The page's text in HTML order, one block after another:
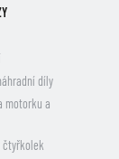
díly
motorku a
čtyřkolek